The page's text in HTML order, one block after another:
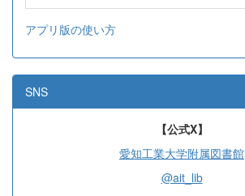
アプリ版の使い方
SNS
【公式X】
愛知工業大学附属図書館
@ait_lib